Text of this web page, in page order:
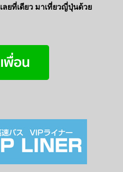
ยที่เดียว มาเที่ยวญี่ปุ่นด้วย